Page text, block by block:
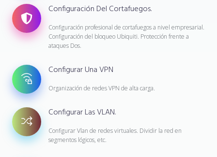
Configuración Del Cortafuegos.
Configuración profesional de cortafuegos a nivel empresarial.
Configuración del bloqueo Ubiquiti. Protección frente a
ataques Dos.
Configurar Una VPN
Organización de redes VPN de alta carga.
Configurar Las VLAN.
Configurar Vlan de redes virtuales. Dividir la red en
segmentos lógicos, etc.